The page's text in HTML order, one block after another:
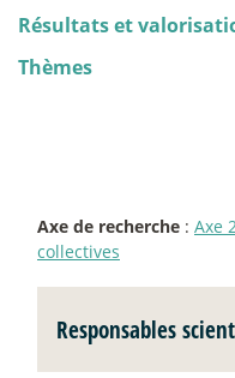
Résultats et
Thèmes
Axe de recherche : Axe 2
collectives
Responsables